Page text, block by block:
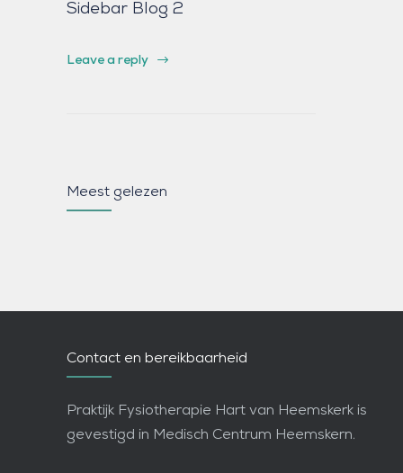
Sidebar Blog 2
Leave a reply
Meest gelezen
Contact en bereikbaarheid
Praktijk Fysiotherapie Hart van Heemskerk is
gevestigd in Medisch Centrum Heemskern.